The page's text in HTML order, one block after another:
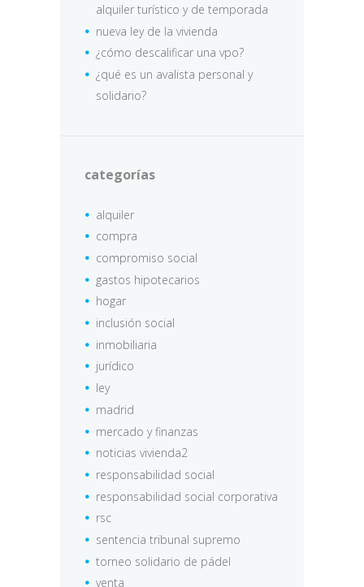
alquiler turístico y de temporada
nueva ley de la vivienda
¿cómo descalificar una vpo?
¿qué es un avalista personal y
solidario?
categorías
alquiler
compra
compromiso social
gastos hipotecarios
hogar
inclusión social
inmobiliaria
jurídico
ley
madrid
mercado y finanzas
noticias vivienda2
responsabilidad social
responsabilidad social corporativa
rsc
sentencia tribunal supremo
torneo solidario de pádel
venta